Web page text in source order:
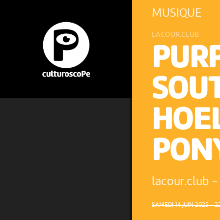
SAMEDI 14 JUIN 2025 –
MUSIQUE
LACOUR.CLUB
lacour.club -